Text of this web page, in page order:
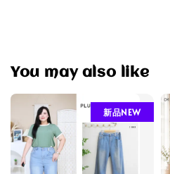
You may also like
新品NEW